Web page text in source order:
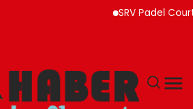
SRV Padel Court, 24